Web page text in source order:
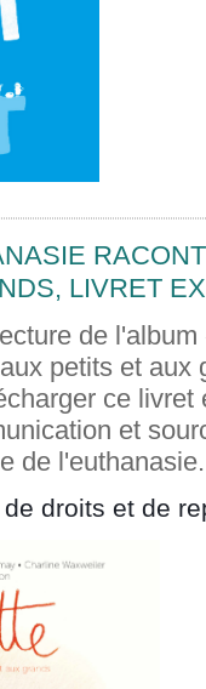
LIVRET
de
petits et aux
ce livret
et
de l'euthanasie.
droits et de